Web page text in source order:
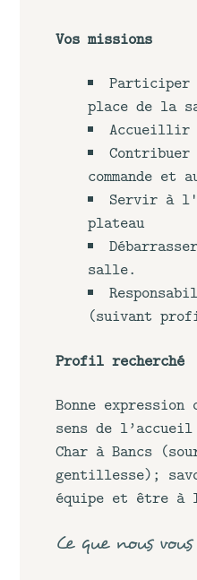
Vos missions
Participer
place de la
Accueillir
commande
Servir à
plateau
salle.
(suivant
Profil recherché
Bonne
sens de
Char à Bancs
gentillesse);
équipe et être à
Ce que nous